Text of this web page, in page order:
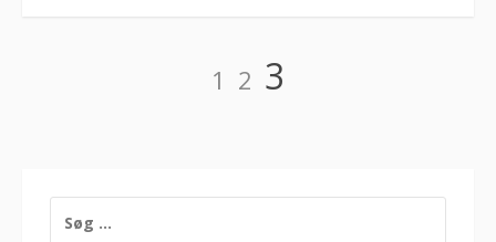
Indlægsinddeling
Side
1 Side
2 Side
3
EFTER: